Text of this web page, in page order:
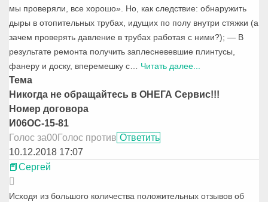
мы проверяли, все хорошо». Но, как следствие: обнаружить
дыры в отопительных трубах, идущих по полу внутри стяжки (а
зачем проверять давление в трубах работая с ними?); — В
результате ремонта получить заплесневевшие плинтусы,
фанеру и доску, вперемешку с… Читать далее...
Тема
Никогда не обращайтесь в ОНЕГА Сервис!!!
Номер договора
И06ОС-15-81
Голос за00Голос против Ответить
10.12.2018 17:07
📕Сергей
Исходя из большого количества положительных отзывов об